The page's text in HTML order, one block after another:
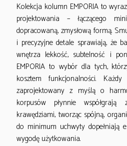
Kolekcja kolumn EMPORIA to
projektowania – łączącego
dopracowaną, zmysłową formą.
i precyzyjne detale sprawiają, że
wnętrza lekkość, subtelność i
EMPORIA to wybór dla tych,
kosztem funkcjonalności.
zaprojektowany z myślą o
korpusów płynnie
krawędziami, tworząc spójną,
do minimum uchwyty dopełniają
wygodę użytkowania.